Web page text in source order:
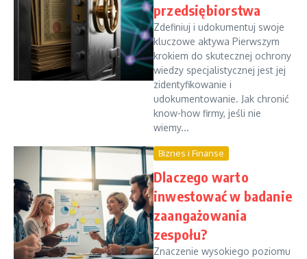
przedsiębiorstwa
Zdefiniuj i udokumentuj swoje
kluczowe aktywa Pierwszym
krokiem do skutecznej ochrony
wiedzy specjalistycznej jest jej
zidentyfikowanie i
udokumentowanie. Jak chronić
know-how firmy, jeśli nie
wiemy...
Biznes i Finanse
Dlaczego warto
inwestować w badanie
zaangażowania
zespołu?
Znaczenie wysokiego poziomu